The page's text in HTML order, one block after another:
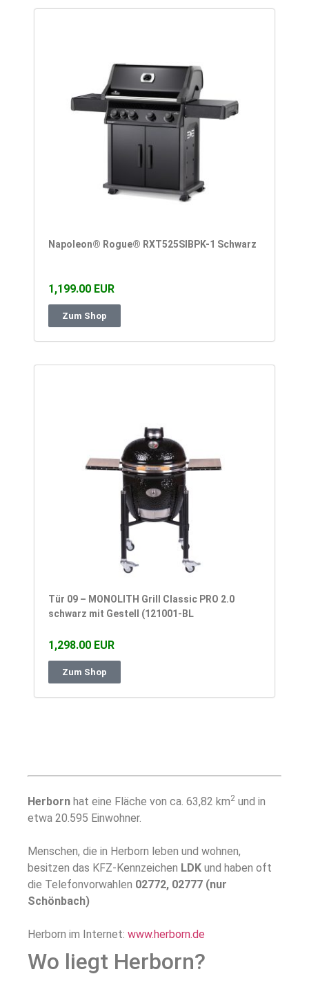
Napoleon® Rogue® RXT525SIBPK-1 Schwarz
1,199.00 EUR
Zum Shop
Tür 09 – MONOLITH Grill Classic PRO 2.0
schwarz mit Gestell (121001-BL
1,298.00 EUR
Zum Shop
Herborn hat eine Fläche von ca. 63,82 km2 und in
etwa 20.595 Einwohner.
Menschen, die in Herborn leben und wohnen,
besitzen das KFZ-Kennzeichen LDK und haben oft
die Telefonvorwahlen 02772, 02777 (nur
Schönbach)
Herborn im Internet: www.herborn.de
Wo liegt Herborn?